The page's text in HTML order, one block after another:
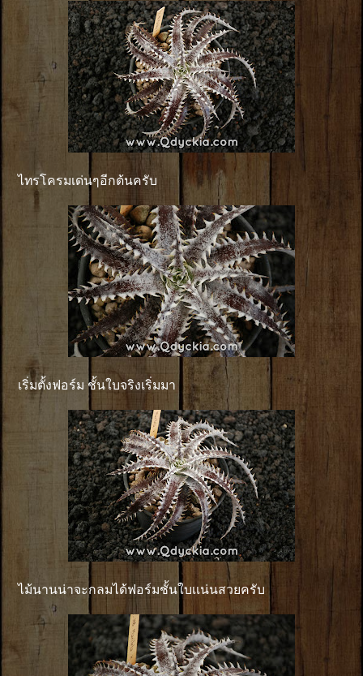
ไทรโครมเด่นๆอีกต้นครับ
เริ่มตั้งฟอร์ม ชั้นใบจริงเริ่มมา
ไม้นานน่าจะกลมได้ฟอร์มชั้นใบเเน่นสวยครับ